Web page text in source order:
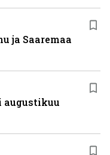
ja Saaremaa